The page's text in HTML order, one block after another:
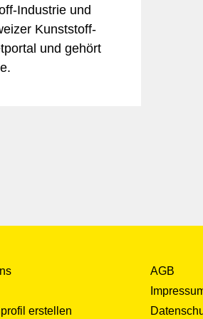
Industrie und
Kunststoff-
und gehört
erstellen
AGB